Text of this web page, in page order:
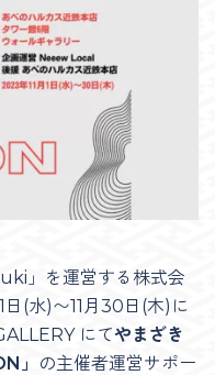
」を運営する株式会
(水)〜11月30日(木)に
にてやまざき
」
の主催者運営サポー